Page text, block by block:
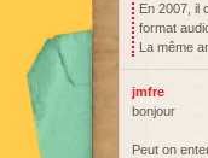
En 2007, il
format
La même
jmfre
bonjour
Peut on